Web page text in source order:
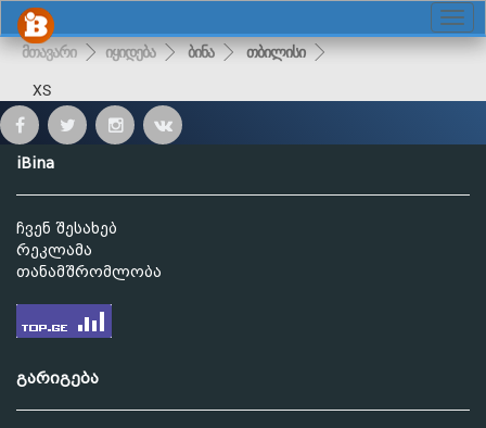
მთავარი იყიდება ბინა თბილისი
XS
iBina
ჩვენ შესახებ
რეკლამა
თანამშრომლობა
გარიგება